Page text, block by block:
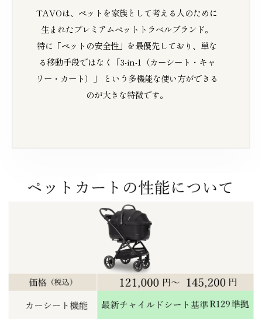
TAVOは、ペットを家族として考える人のために
生まれたプレミアムペットトラベルブランド。
特に「ペットの安全性」を最優先しており、単な
る移動手段ではなく「3-in-1（カーシート・キャ
リー・カート）」 という多機能な使い方ができる
のが大きな特徴です。